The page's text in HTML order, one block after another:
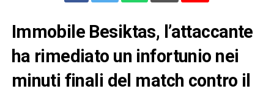
Immobile Besiktas, l’attaccante
ha rimediato un infortunio nei
minuti finali del match contro il